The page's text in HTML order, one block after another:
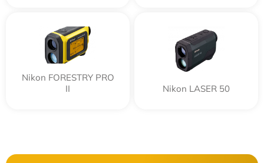
Nikon FORESTRY PRO
II
Nikon LASER 50